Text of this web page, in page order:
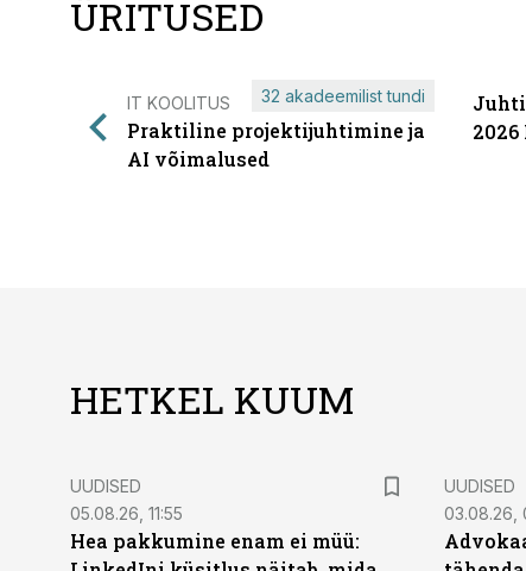
ÜRITUSED
IT KOOLITUS
Praktiline projektijuhtimine ja
AI võimalused
32 akadeemilist tundi
2026
HETKEL KUUM
UUDISED
05.08.26, 11:55
Hea pakkumine enam ei müü:
UUDISED
03.08.26,